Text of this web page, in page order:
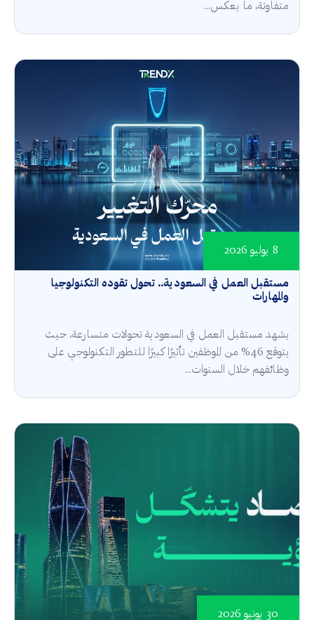
متفاوتة، ما يعكس...
مستقبل العمل في السعودية.. تحول تقوده التكنولوجيا
والمهارات
8 يوليو 2026
يشهد مستقبل العمل في السعودية تحولات متسارعة، حيث
يتوقع 46% من الموظفين تأثيرًا كبيرًا للتطور التكنولوجي على
وظائفهم خلال السنوات...
30 يونيو 2026